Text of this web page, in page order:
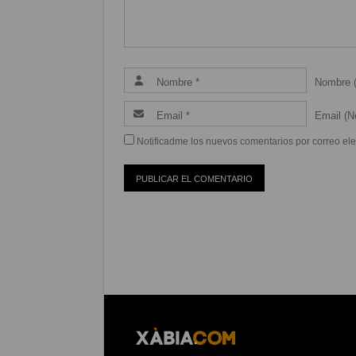
Nombre
Email
Notificadme los nuevos comentarios por correo